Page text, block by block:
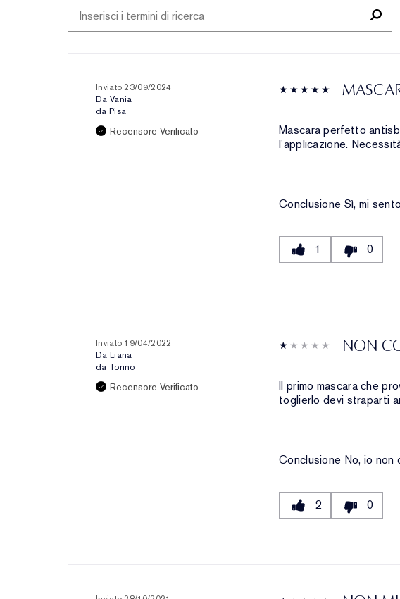
RECENSIONI
PER
PER
Inviato 23/09/2024
Da Vania
da Pisa
Recensore Verificato
Mascara perfetto
l'applicazione.
Conclusione Sì, mi
1 0
NON
Inviato 19/04/2022
Da Liana
da Torino
Recensore Verificato
Il primo mascara che
toglierlo devi straparti
Conclusione No, io non
2 0